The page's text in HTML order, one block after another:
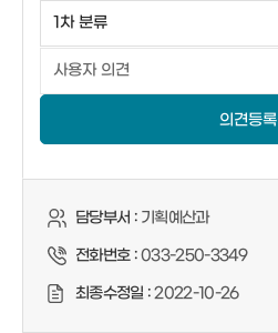
의견등록
담당부서 :기획예산과
전화번호 :033-250-3349
최종수정일 :2022-10-26